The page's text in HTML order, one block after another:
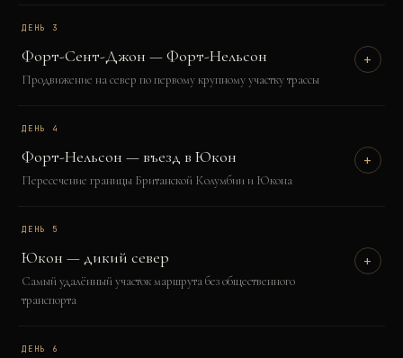
ДЕНЬ 3
Форт-Сент-Джон — Форт-Нельсон
Продвижение на север по первому крупному участку трассы
+
ДЕНЬ 4
Форт-Нельсон — въезд в Юкон
Пересечение границы Британской Колумбии и Юкона
+
ДЕНЬ 5
Юкон — дикий север
Самый удалённый участок маршрута без общественного
транспорта
+
ДЕНЬ 6